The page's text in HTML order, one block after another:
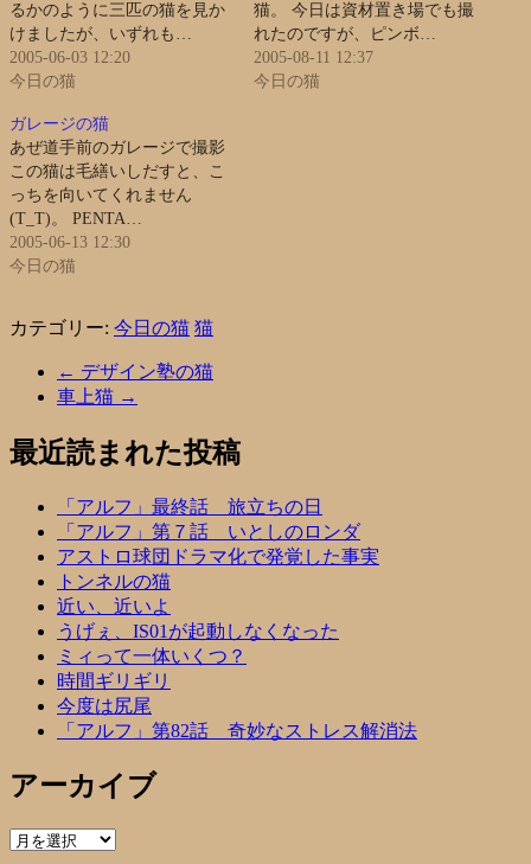
るかのように三匹の猫を見か
けましたが、いずれも…
2005-06-03 12:20
今日の猫
猫。 今日は資材置き場でも撮
れたのですが、ピンボ…
2005-08-11 12:37
今日の猫
ガレージの猫
あぜ道手前のガレージで撮影
この猫は毛繕いしだすと、こ
っちを向いてくれません
(T_T)。 PENTA…
2005-06-13 12:30
今日の猫
カテゴリー: 今日の猫 猫
← デザイン塾の猫
車上猫 →
最近読まれた投稿
「アルフ」最終話 旅立ちの日
「アルフ」第７話 いとしのロンダ
アストロ球団ドラマ化で発覚した事実
トンネルの猫
近い、近いよ
うげぇ、IS01が起動しなくなった
ミィって一体いくつ？
時間ギリギリ
今度は尻尾
「アルフ」第82話 奇妙なストレス解消法
アーカイブ
ア